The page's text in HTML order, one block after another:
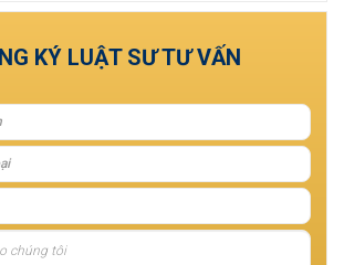
Xem tất cả
KÝ LUẬT SƯ TƯ VẤN